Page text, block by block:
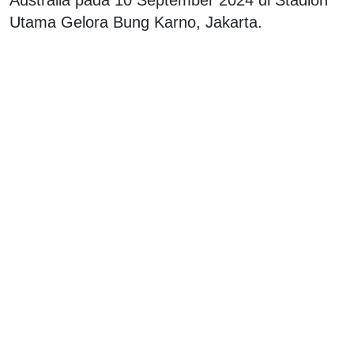
Utama Gelora Bung Karno, Jakarta.